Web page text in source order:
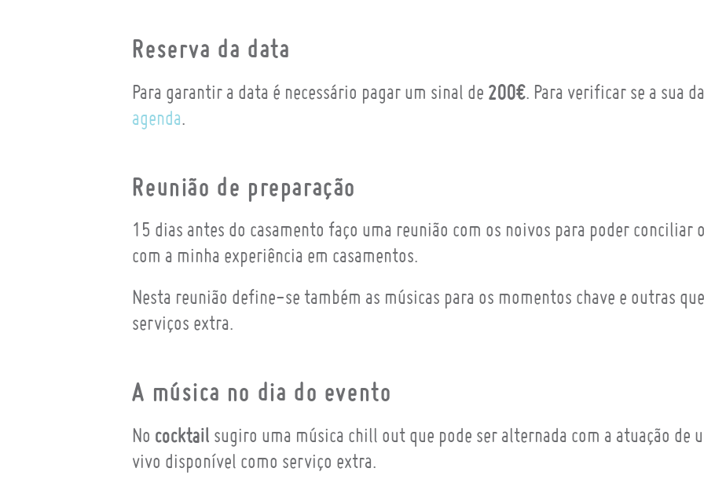
Reserva da data
Para garantir a data é necessário pagar um sinal de 200€. Para verificar se a sua
agenda.
Reunião de preparação
15 dias antes do casamento faço uma reunião com os noivos para poder
com a minha experiência em casamentos.
Nesta reunião define-se também as músicas para os momentos chave e outras
serviços extra.
A música no dia do evento
No cocktail sugiro uma música chill out que pode ser alternada com a atuação de
vivo disponível como serviço extra.